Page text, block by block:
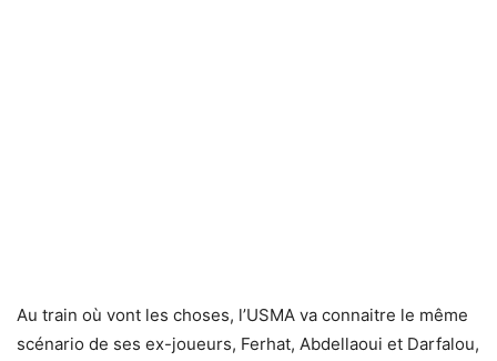
Au train où vont les choses, l’USMA va connaitre le même
scénario de ses ex-joueurs, Ferhat, Abdellaoui et Darfalou,